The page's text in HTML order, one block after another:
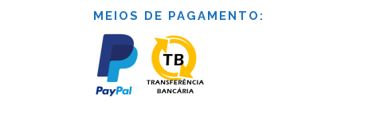
MEIOS DE PAGAMENTO: